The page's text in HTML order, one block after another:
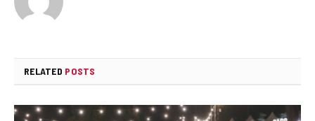
RELATED POSTS